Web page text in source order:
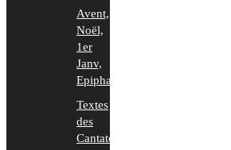
Avent,
Noël,
1er
Janv,
Epiphanie
Textes
des
Cantates